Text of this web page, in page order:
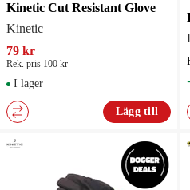
Kinetic Cut Resistant Glove
Kinetic
79 kr
Rek. pris 100 kr
I lager
Lägg till